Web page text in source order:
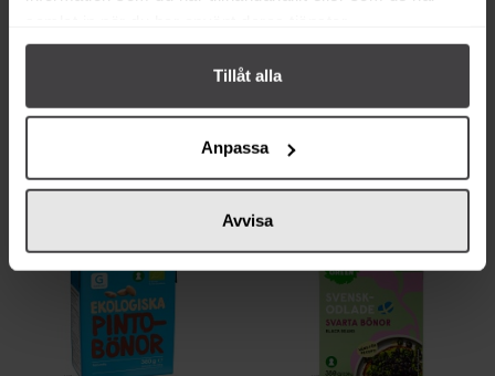
Tillåt alla
Anpassa
Avvisa
Andra köper även
Eko